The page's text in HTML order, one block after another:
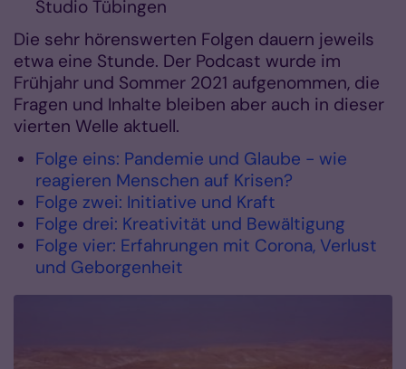
Studio Tübingen
Die sehr hörenswerten Folgen dauern jeweils
etwa eine Stunde. Der Podcast wurde im
Frühjahr und Sommer 2021 aufgenommen, die
Fragen und Inhalte bleiben aber auch in dieser
vierten Welle aktuell.
Folge eins: Pandemie und Glaube - wie
reagieren Menschen auf Krisen?
Folge zwei: Initiative und Kraft
Folge drei: Kreativität und Bewältigung
Folge vier: Erfahrungen mit Corona, Verlust
und Geborgenheit